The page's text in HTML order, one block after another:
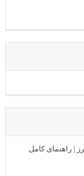
| راهنمای کامل